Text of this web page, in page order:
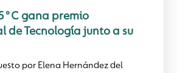
gana premio
de Tecnología junto a su
por Elena Hernández del